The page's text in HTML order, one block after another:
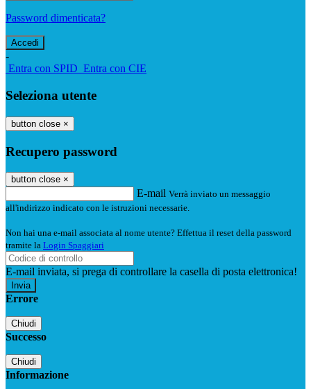
Password dimenticata?
-
Entra con SPID Entra con CIE
Seleziona utente
button close ×
Recupero password
button close ×
E-mail Verrà inviato un messaggio
all'indirizzo indicato con le istruzioni necessarie.
Non hai una e-mail associata al nome utente? Effettua il reset della password
tramite la Login Spaggiari
E-mail inviata, si prega di controllare la casella di posta elettronica!
Errore
Chiudi
Successo
Chiudi
Informazione